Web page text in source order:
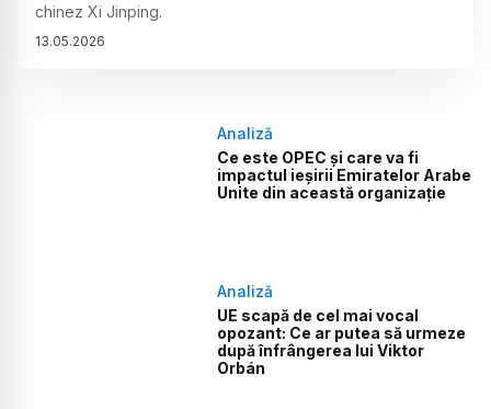
chinez Xi Jinping.
13.05.2026
Analiză
Ce este OPEC și care va fi
impactul ieșirii Emiratelor Arabe
Unite din această organizație
Analiză
UE scapă de cel mai vocal
opozant: Ce ar putea să urmeze
după înfrângerea lui Viktor
Orbán